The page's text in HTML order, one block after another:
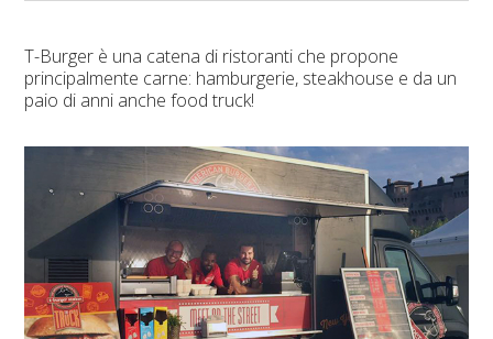
T-Burger è una catena di ristoranti che propone
principalmente carne: hamburgerie, steakhouse e da un
paio di anni anche food truck!